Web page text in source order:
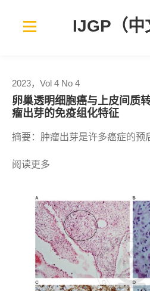
content
IJGP（中
2023，Vol 4 No 4
卵巢透明细胞癌与上皮间质
瘤出芽的免疫组化特征
摘要：肿瘤出芽是许多癌症的
阅读更多